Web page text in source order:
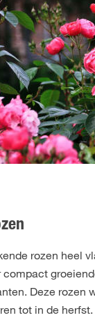
rozen heel
Deze rozen
tot in de